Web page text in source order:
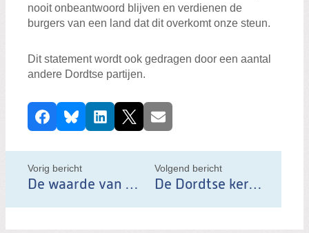
nooit onbeantwoord blijven en verdienen de
burgers van een land dat dit overkomt onze steun.
Dit statement wordt ook gedragen door een aantal
andere Dordtse partijen.
D
e
e
l
d
FacebookBlueskyLinkedIn
X E-mail
Vorig bericht
De waarde van werkbezoeken
Volgend bericht
De Dordtse kerkenvisie